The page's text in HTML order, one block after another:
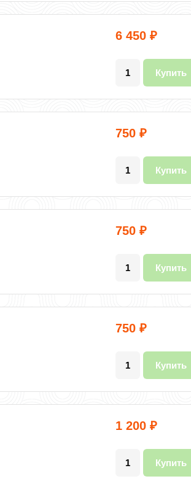
6 450₽
Купить
750₽
Купить
750₽
Купить
750₽
Купить
1 200₽
Купить